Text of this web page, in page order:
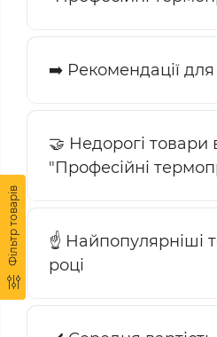
Фільтр товарів
на плоскі поверхні,
зображень на циліндричні
кухлі або келихи. Він
Багатофункціональний
термопрес для тканини
нанесення зображення
➡️ Рекомендації
🤝 Недорогі товари
"Професійні
☝️ Найпопулярніші
році